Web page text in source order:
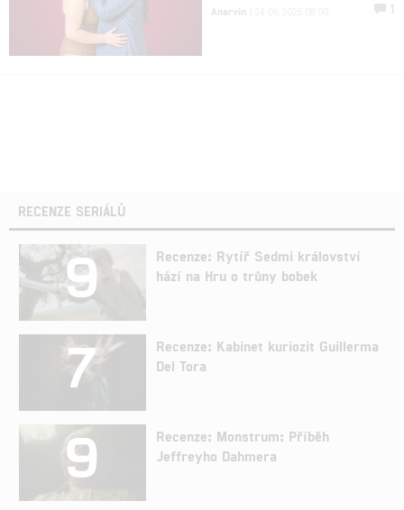
Anarvin 1
RECENZE SERIÁLŮ
9
Recenze: Rytíř Sedmi království
hází na Hru o trůny bobek
7
Recenze: Kabinet kuriozit Guillerma
Del Tora
9
Recenze: Monstrum: Příběh
Jeffreyho Dahmera